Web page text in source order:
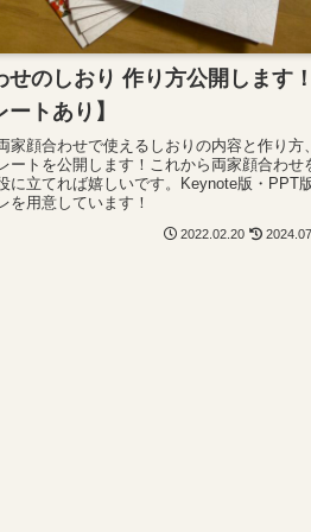
せのしおり 作り方公開します！
ートあり】
家顔合わせで使えるしおりの内容と作り方、
ートを公開します！これから両家顔合わせ
に立てれば嬉しいです。Keynote版・PPT版
を用意しています！
2022.02.20